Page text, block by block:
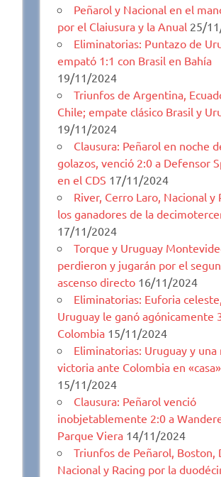
Peñarol y Nacional en el
por el Claiusura y la Anual 25/
Eliminatorias: Puntazo de
empató 1:1 con Brasil en Bahía
19/11/2024
Triunfos de Argentina,
Chile; empate clásico Brasil y
19/11/2024
Clausura: Peñarol en noche
golazos, venció 2:0 a Defensor
en el CDS 17/11/2024
River, Cerro Laro, Nacional y
los ganadores de la
17/11/2024
Torque y Uruguay
perdieron y jugarán por el
ascenso directo 16/11/2024
Eliminatorias: Euforia celeste,
Uruguay le ganó agónicamente
Colombia 15/11/2024
Eliminatorias: Uruguay y una
victoria ante Colombia en «casa»
15/11/2024
Clausura: Peñarol venció
inobjetablemente 2:0 a
Parque Viera 14/11/2024
Triunfos de Peñarol, Boston,
Nacional y Racing por la